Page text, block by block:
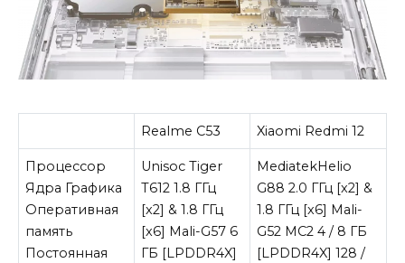
Realme C53 Xiaomi Redmi 12
Процессор
Ядра Графика
Оперативная
память
Постоянная
Unisoc Tiger
T612 1.8 ГГц
[x2] & 1.8 ГГц
[x6] Mali-G57 6
ГБ [LPDDR4X]
MediatekHelio
G88 2.0 ГГц [x2] &
1.8 ГГц [x6] Mali-
G52 MC2 4 / 8 ГБ
[LPDDR4X] 128 /